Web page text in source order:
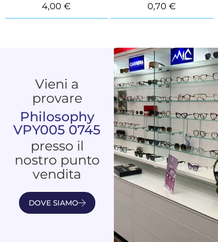
4,00€ 0,70€
Vieni a
provare
Philosophy
VPY005 0745
presso il
nostro punto
vendita
DOVE SIAMO